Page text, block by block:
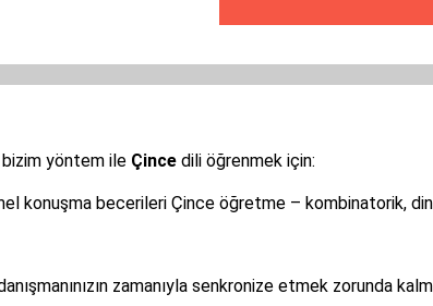
yöntem ile Çince dili öğrenmek için:
konuşma becerileri Çince öğretme – kombinatorik,
danışmanınızın zamanıyla senkronize etmek zorunda